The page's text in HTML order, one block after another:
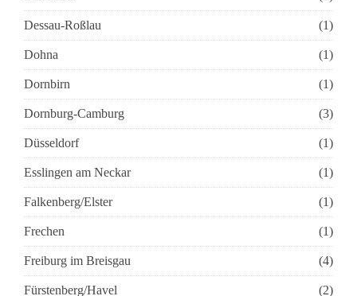
Dessau-Roßlau (1)
Dohna (1)
Dornbirn (1)
Dornburg-Camburg (3)
Düsseldorf (1)
Esslingen am Neckar (1)
Falkenberg/Elster (1)
Frechen (1)
Freiburg im Breisgau (4)
Fürstenberg/Havel (2)